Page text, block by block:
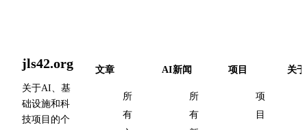
jls42.org
关于AI、基
础设施和科
技项目的个
文章
所
有
AI新闻
所
有
项目
项
目
关于